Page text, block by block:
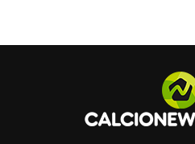
cinque anni di gioie e
così, immeritatamente
vero peccato».